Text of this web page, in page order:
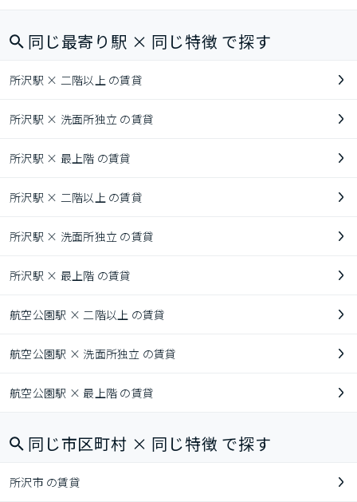
同じ最寄り駅 × 同じ特徴 で探す
所沢駅 × 二階以上 の賃貸
所沢駅 × 洗面所独立 の賃貸
所沢駅 × 最上階 の賃貸
所沢駅 × 二階以上 の賃貸
所沢駅 × 洗面所独立 の賃貸
所沢駅 × 最上階 の賃貸
航空公園駅 × 二階以上 の賃貸
航空公園駅 × 洗面所独立 の賃貸
航空公園駅 × 最上階 の賃貸
同じ市区町村 × 同じ特徴 で探す
所沢市 の賃貸